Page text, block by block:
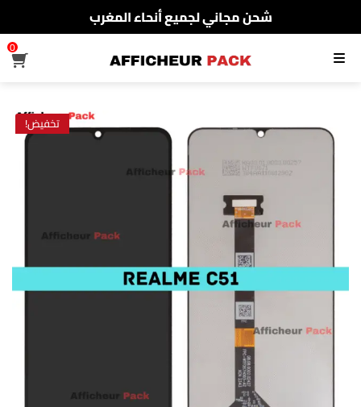
شحن مجاني لجميع أنحاء المغرب
شحن مجاني لجميع أنحاء المغرب
القائمة
0
تخفيض!